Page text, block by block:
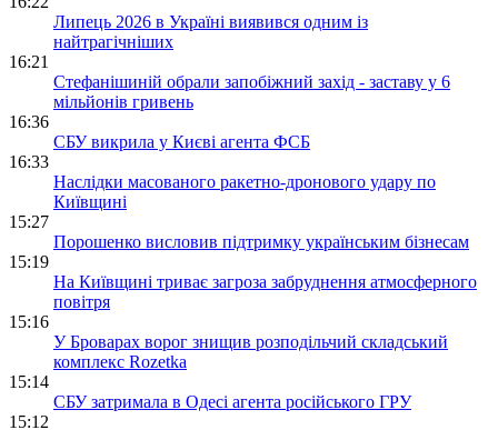
Липець 2026 в Україні виявився одним із
найтрагічніших
16:21
Стефанішиній обрали запобіжний захід - заставу у 6
мільйонів гривень
16:36
СБУ викрила у Києві агента ФСБ
16:33
Наслідки масованого ракетно-дронового удару по
Київщині
15:27
Порошенко висловив підтримку українським бізнесам
15:19
На Київщині триває загроза забруднення атмосферного
повітря
15:16
У Броварах ворог знищив розподільчий складський
комплекс Rozetka
15:14
СБУ затримала в Одесі агента російського ГРУ
15:12